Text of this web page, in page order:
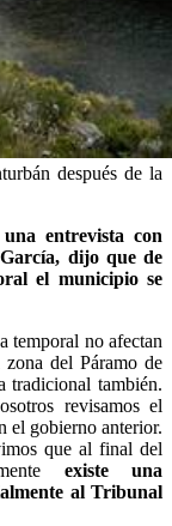
después de la
entrevista con
dijo que de
el municipio se
temporal no afectan
del Páramo de
tradicional también.
revisamos el
el gobierno anterior.
que al final del
existe una
al Tribunal